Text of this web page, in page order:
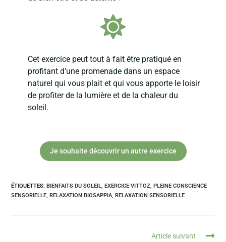
Cet exercice peut tout à fait être pratiqué en
profitant d’une promenade dans un espace
naturel qui vous plait et qui vous apporte le loisir
de profiter de la lumière et de la chaleur du
soleil.
Je souhaite découvrir un autre exercice
ÉTIQUETTES:BIENFAITS DU SOLEIL, EXERCICE VITTOZ, PLEINE CONSCIENCE
SENSORIELLE, RELAXATION BIOSAPPIA, RELAXATION SENSORIELLE
Article suivant